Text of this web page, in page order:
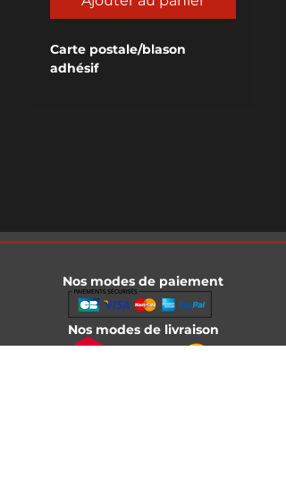
Carte postale/blason
adhésif
Nos modes de paiement
Nos modes de livraison